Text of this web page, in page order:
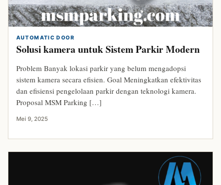
AUTOMATIC DOOR
Solusi kamera untuk Sistem Parkir Modern
Problem Banyak lokasi parkir yang belum mengadopsi
sistem kamera secara efisien. Goal Meningkatkan efektivitas
dan efisiensi pengelolaan parkir dengan teknologi kamera.
Proposal MSM Parking […]
Mei 9, 2025